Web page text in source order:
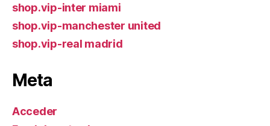
shop.vip-inter miami
shop.vip-manchester united
shop.vip-real madrid
Meta
Acceder